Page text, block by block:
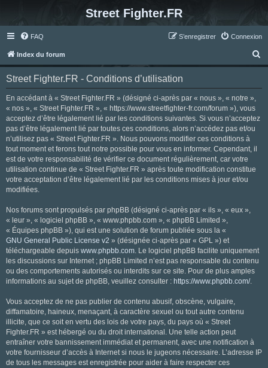
Street Fighter.FR
FAQ Connexion
S’enregistrer
Index du forum
e
Street Fighter.FR - Conditions d’utilisation
En accédant à « Street Fighter.FR » (désigné ci-après par « nous », « notre »,
« nos », « Street Fighter.FR », « https://www.streetfighter-fr.com/forum »), vous
acceptez d’être légalement lié par les conditions suivantes. Si vous n’acceptez
pas d’être légalement lié par toutes ces conditions, alors n’accédez pas et/ou
n’utilisez pas « Street Fighter.FR ». Nous pouvons modifier ces conditions à
tout moment et ferons tout notre possible pour vous en informer. Cependant, il
est de votre responsabilité de vérifier ce document régulièrement, car votre
utilisation continue de « Street Fighter.FR » après toute modification constitue
votre acceptation d’être légalement lié par les conditions mises à jour et/ou
modifiées.
Nos forums sont propulsés par phpBB (désigné ci-après par « ils », « eux »,
« leur », « logiciel phpBB », « www.phpbb.com », « phpBB Limited »,
« Équipes phpBB »), qui est une solution de forum publiée sous la «
GNU General Public License v2 » (désignée ci-après par « GPL ») et
téléchargeable depuis www.phpbb.com. Le logiciel phpBB facilite uniquement
les discussions sur Internet ; phpBB Limited n’est pas responsable du contenu
ou des comportements autorisés ou interdits sur ce site. Pour de plus amples
informations au sujet de phpBB, veuillez consulter : https://www.phpbb.com/.
Vous acceptez de ne pas publier de contenu abusif, obscène, vulgaire,
diffamatoire, haineux, menaçant, à caractère sexuel ou tout autre contenu
illicite, que ce soit en vertu des lois de votre pays, du pays où « Street
Fighter.FR » est hébergé ou du droit international. Une telle action peut
entraîner votre bannissement immédiat et permanent, avec une notification à
votre fournisseur d’accès à Internet si nous le jugeons nécessaire. L’adresse IP
de tous les messages est enregistrée pour aider à faire respecter ces